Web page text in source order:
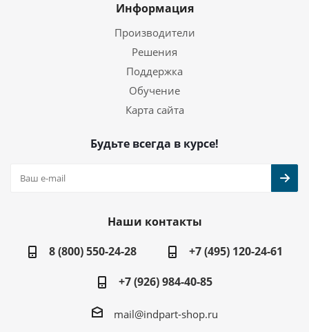
Информация
Производители
Решения
Поддержка
Обучение
Карта сайта
Будьте всегда в курсе!
Наши контакты
8 (800) 550-24-28
+7 (495) 120-24-61
+7 (926) 984-40-85
mail@indpart-shop.ru